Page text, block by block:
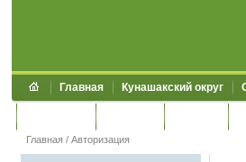
Главная Кунашакский округ
Главная / Авторизация